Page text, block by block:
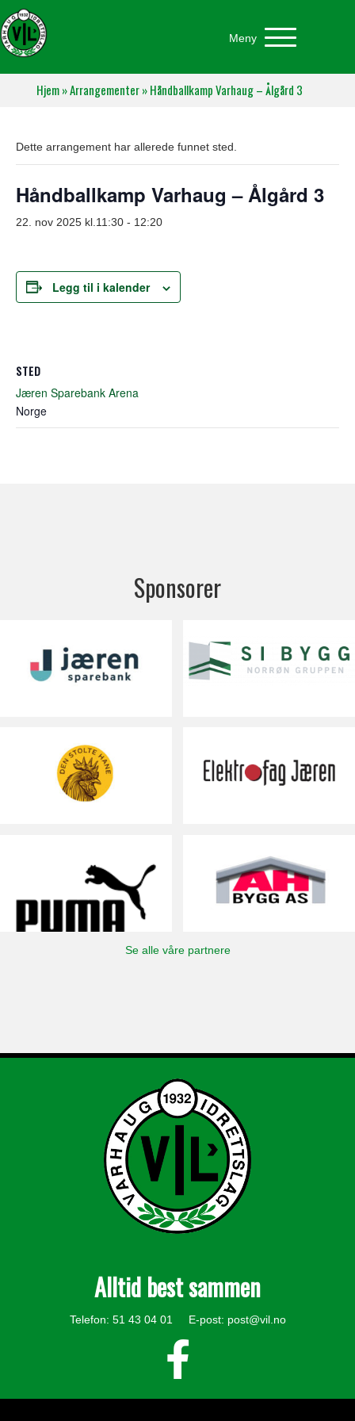
Meny
Hjem»Arrangementer»Håndballkamp Varhaug – Ålgård 3
Dette arrangement har allerede funnet sted.
Håndballkamp Varhaug – Ålgård 3
22. nov 2025 kl.11:30 - 12:20
Legg til i kalender
STED
Jæren Sparebank Arena
Norge
Sponsorer
Se alle våre partnere
Alltid best sammen
Telefon: 51 43 04 01 E-post: post@vil.no